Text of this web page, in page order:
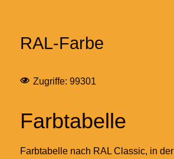
RAL-Farbe
Zugriffe: 99301
Farbtabelle
Farbtabelle nach RAL Classic, in der